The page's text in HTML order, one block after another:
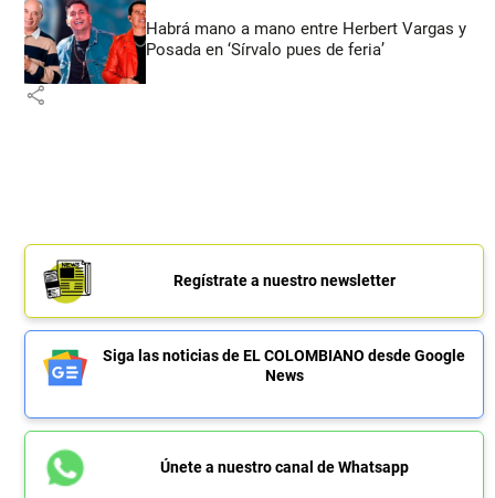
Habrá mano a mano entre Herbert Vargas y
Posada en ‘Sírvalo pues de feria’
share
Regístrate a nuestro newsletter
Siga las noticias de EL COLOMBIANO desde Google
News
Únete a nuestro canal de Whatsapp